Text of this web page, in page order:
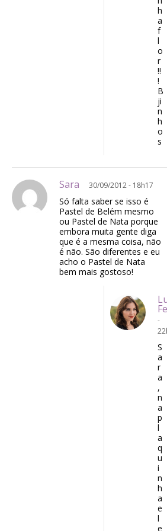
h
a
f
l
o
r
!!
!
B
ji
n
h
o
s
Sara 30/09/2012 - 18h17
Só falta saber se isso é
Pastel de Belém mesmo
ou Pastel de Nata porque
embora muita gente diga
que é a mesma coisa, não
é não. São diferentes e eu
acho o Pastel de Nata
bem mais gostoso!
-
S
a
r
a
,
n
a
p
l
a
q
u
i
n
h
a
e
l
e